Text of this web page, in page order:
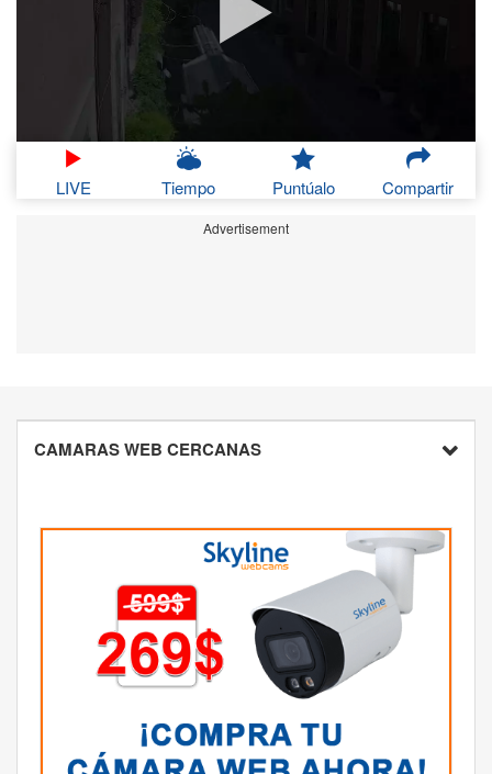
LIVE Tiempo Puntúalo Compartir
Advertisement
CAMARAS WEB CERCANAS